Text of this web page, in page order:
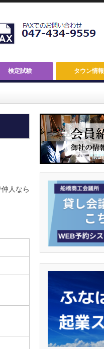
検定試験 タウン情報
人なら